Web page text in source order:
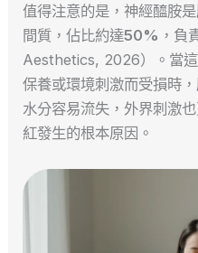
值得注意的是，神經醯胺
間質，佔比約達50% ，負
Aesthetics, 2026）。當
保養或環境刺激而受損時
水分容易流失，外界刺激
紅發生的根本原因。